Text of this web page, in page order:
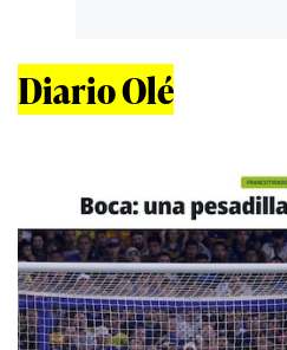
Diario Olé